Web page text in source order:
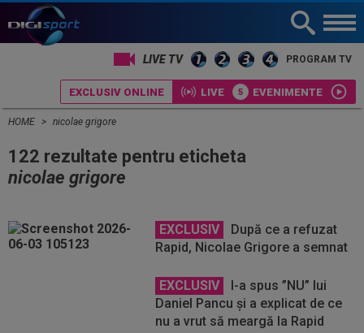
LIVE TV PROGRAM TV
EXCLUSIV ONLINE LIVE EVENIMENTE
HOME nicolae grigore
122 rezultate pentru eticheta
nicolae grigore
EXCLUSIV
După ce a refuzat
Rapid, Nicolae Grigore a semnat
EXCLUSIV
I-a spus ”NU” lui
Daniel Pancu și a explicat de ce
nu a vrut să meargă la Rapid